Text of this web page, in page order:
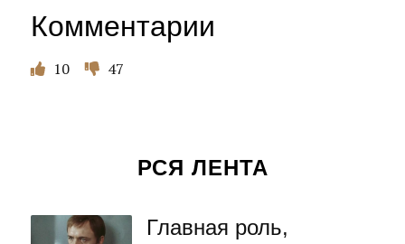
Комментарии
10 47
РСЯ ЛЕНТА
Главная роль,